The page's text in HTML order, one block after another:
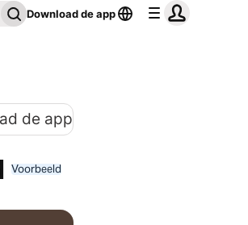
Download de app
de app
Voorbeeld